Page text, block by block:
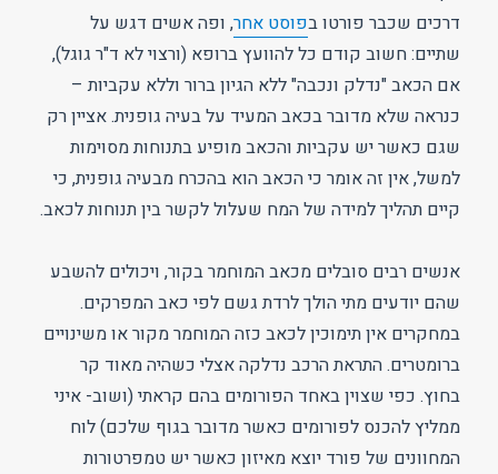
דרכים שכבר פורטו בפוסט אחר, ופה אשים דגש על
שתיים: חשוב קודם כל להוועץ ברופא (ורצוי לא ד"ר גוגל),
אם הכאב "נדלק ונכבה" ללא הגיון ברור וללא עקביות –
כנראה שלא מדובר בכאב המעיד על בעיה גופנית. אציין רק
שגם כאשר יש עקביות והכאב מופיע בתנוחות מסוימות
למשל, אין זה אומר כי הכאב הוא בהכרח מבעיה גופנית, כי
קיים תהליך למידה של המח שעלול לקשר בין תנוחות לכאב.
אנשים רבים סובלים מכאב המוחמר בקור, ויכולים להשבע
שהם יודעים מתי הולך לרדת גשם לפי כאב המפרקים.
במחקרים אין תימוכין לכאב כזה המוחמר מקור או משינויים
ברומטרים. התראת הרכב נדלקה אצלי כשהיה מאוד קר
בחוץ. כפי שצוין באחד הפורומים בהם קראתי (ושוב- איני
ממליץ להכנס לפורומים כאשר מדובר בגוף שלכם) לוח
המחוונים של פורד יוצא מאיזון כאשר יש טמפרטורות